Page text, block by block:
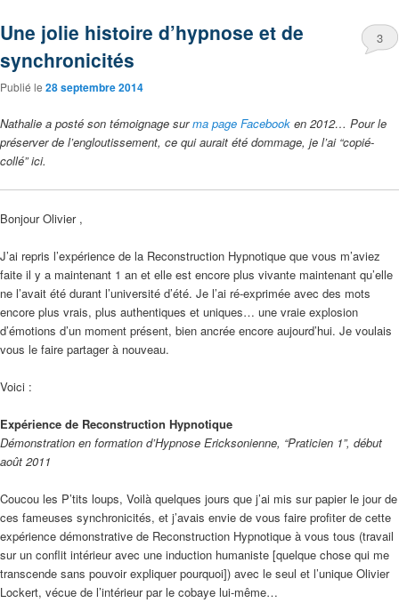
Une jolie histoire d’hypnose et de
synchronicités
Publié le 28 septembre 2014
3
Nathalie a posté son témoignage surma page Facebook en 2012… Pour le
préserver de l’engloutissement, ce qui aurait été dommage, je l’ai “copié-
collé” ici.
Bonjour Olivier ,
J’ai repris l’expérience de la Reconstruction Hypnotique que vous m’aviez
faite il y a maintenant 1 an et elle est encore plus vivante maintenant qu’elle
ne l’avait été durant l’université d’été. Je l’ai ré-exprimée avec des mots
encore plus vrais, plus authentiques et uniques… une vraie explosion
d’émotions d’un moment présent, bien ancrée encore aujourd’hui. Je voulais
vous le faire partager à nouveau.
Voici :
Expérience de Reconstruction Hypnotique
Démonstration en formation d’Hypnose Ericksonienne, “Praticien 1”, début
août 2011
Coucou les P’tits loups, Voilà quelques jours que j’ai mis sur papier le jour de
ces fameuses synchronicités, et j’avais envie de vous faire profiter de cette
expérience démonstrative de Reconstruction Hypnotique à vous tous (travail
sur un conflit intérieur avec une induction humaniste [quelque chose qui me
transcende sans pouvoir expliquer pourquoi]) avec le seul et l’unique Olivier
Lockert, vécue de l’intérieur par le cobaye lui-même…